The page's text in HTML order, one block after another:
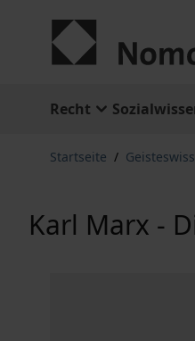
Recht
Startseite /
Karl Marx -